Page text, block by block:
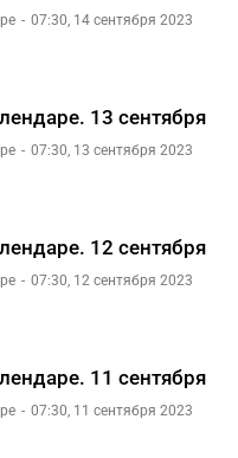
07:30, 14 сентября 2023
13 сентября
07:30, 13 сентября 2023
12 сентября
07:30, 12 сентября 2023
11 сентября
07:30, 11 сентября 2023